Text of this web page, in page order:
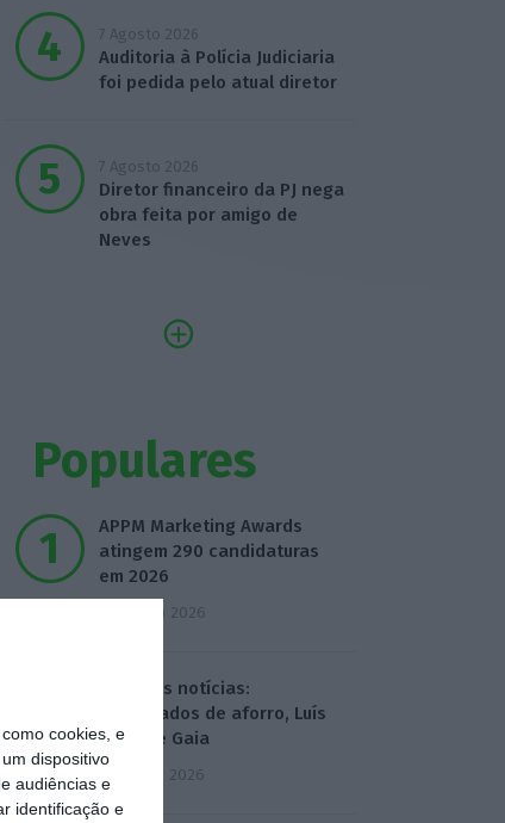
cookies, e
dispositivo
audiências e
identificação e
7 Agosto 2026
Auditoria à Polícia Judiciaria
foi pedida pelo atual diretor
7 Agosto 2026
Diretor financeiro da PJ nega
obra feita por amigo de
Neves
Populares
APPM Marketing Awards
atingem 290 candidaturas
em 2026
4 Agosto 2026
Hoje nas notícias:
certificados de aforro, Luís
Neves e Gaia
5 Agosto 2026